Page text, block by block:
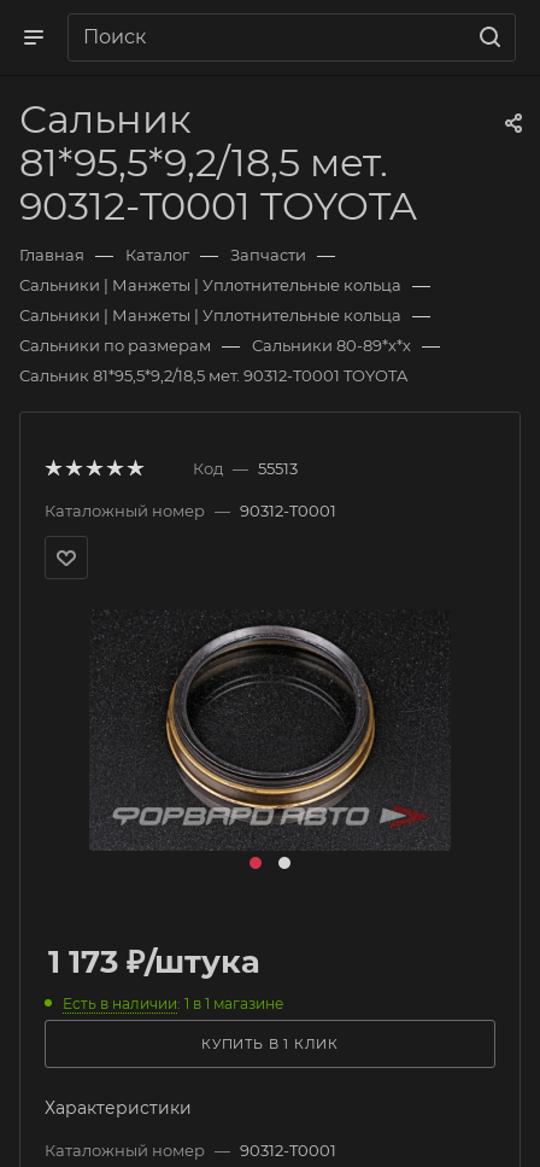
Сальник
81*95,5*9,2/18,5 мет.
90312-T0001 TOYOTA
Главная — Каталог — Запчасти —
Сальники | Манжеты | Уплотнительные кольца —
Сальники | Манжеты | Уплотнительные кольца —
Сальники по размерам — Сальники 80-89*х*х —
Сальник 81*95,5*9,2/18,5 мет. 90312-T0001 TOYOTA
Код — 55513
Каталожный номер — 90312-T0001
1 173 ₽/штука
Есть в наличии: 1 в 1 магазине
КУПИТЬ В 1 КЛИК
Характеристики
Каталожный номер — 90312-T0001